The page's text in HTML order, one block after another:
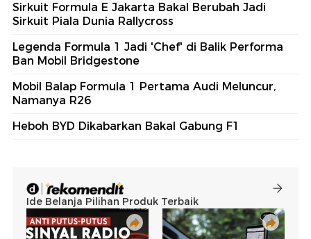
Sirkuit Formula E Jakarta Bakal Berubah Jadi
Sirkuit Piala Dunia Rallycross
Legenda Formula 1 Jadi 'Chef' di Balik Performa
Ban Mobil Bridgestone
Mobil Balap Formula 1 Pertama Audi Meluncur,
Namanya R26
Heboh BYD Dikabarkan Bakal Gabung F1